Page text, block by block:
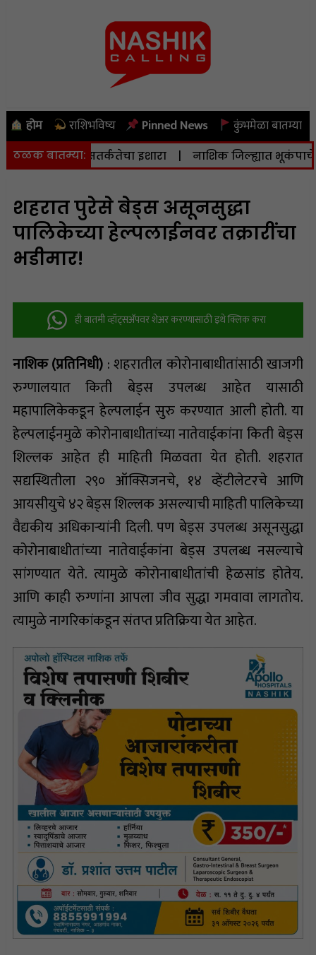
होम राशिभविष्य Pinned News कुंभमेळा बातम्या
ठळक बातम्या:
दिला सतर्कतेचा इशारा | नाशिक जिल्ह्यात भूकंपाचे
शहरात पुरेसे बेड्स असूनसुद्धा
पालिकेच्या हेल्पलाईनवर तक्रारींचा
भडीमार!
ही बातमी व्हॉट्सअ‍ॅपवर शेअर करण्यासाठी इथे क्लिक करा
नाशिक (प्रतिनिधी) : शहरातील कोरोनाबाधीतांसाठी खाजगी
रुग्णालयात किती बेड्स उपलब्ध आहेत यासाठी
महापालिकेकडून हेल्पलाईन सुरु करण्यात आली होती. या
हेल्पलाईनमुळे कोरोनाबाधीतांच्या नातेवाईकांना किती बेड्स
शिल्लक आहेत ही माहिती मिळवता येत होती. शहरात
सद्यस्थितीला २९० ऑक्सिजनचे, १४ व्हेंटीलेटरचे आणि
आयसीयुचे ४२ बेड्स शिल्लक असल्याची माहिती पालिकेच्या
वैद्यकीय अधिकाऱ्यांनी दिली. पण बेड्स उपलब्ध असूनसुद्धा
कोरोनाबाधीतांच्या नातेवाईकांना बेड्स उपलब्ध नसल्याचे
सांगण्यात येते. त्यामुळे कोरोनाबाधीतांची हेळसांड होतेय.
आणि काही रुग्णांना आपला जीव सुद्धा गमवावा लागतोय.
त्यामुळे नागरिकांकडून संतप्त प्रतिक्रिया येत आहेत.